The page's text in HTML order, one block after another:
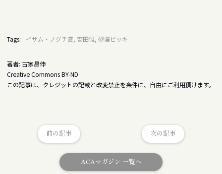
Tags: イサム・ノグチ賞, 安田侃, 砂澤ビッキ
著者: 古家昌伸
Creative Commons BY-ND
この記事は、クレジットの記載と改変禁止を条件に、自由にご利用頂けます。
前の記事
ACAマガジン 一覧へ
次の記事